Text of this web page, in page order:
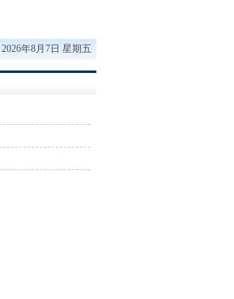
多保障，放心，省心，安心一站式服务，技
年8月7日 星期五